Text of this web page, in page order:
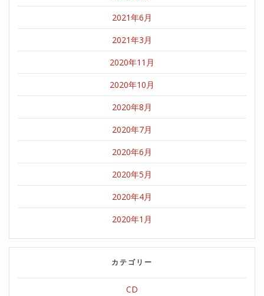
2021年6月
2021年3月
2020年11月
2020年10月
2020年8月
2020年7月
2020年6月
2020年5月
2020年4月
2020年1月
カテゴリー
CD